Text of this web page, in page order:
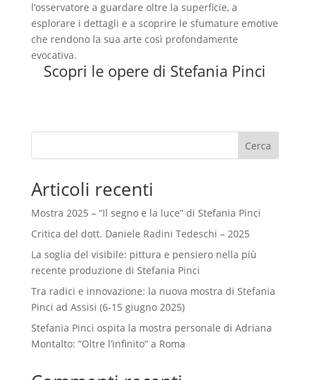
l’osservatore a guardare oltre la superficie, a
esplorare i dettagli e a scoprire le sfumature emotive
che rendono la sua arte così profondamente
evocativa.
Scopri le opere di Stefania Pinci
Cerca
Articoli recenti
Mostra 2025 – “Il segno e la luce” di Stefania Pinci
Critica del dott. Daniele Radini Tedeschi – 2025
La soglia del visibile: pittura e pensiero nella più
recente produzione di Stefania Pinci
Tra radici e innovazione: la nuova mostra di Stefania
Pinci ad Assisi (6-15 giugno 2025)
Stefania Pinci ospita la mostra personale di Adriana
Montalto: “Oltre l’infinito” a Roma